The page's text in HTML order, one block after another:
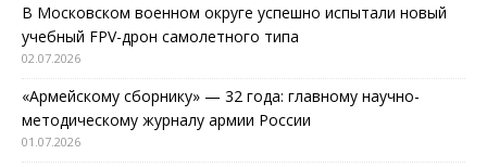
В Московском военном округе успешно испытали новый
учебный FPV-дрон самолетного типа
02.07.2026
«Армейскому сборнику» — 32 года: главному научно-
методическому журналу армии России
01.07.2026